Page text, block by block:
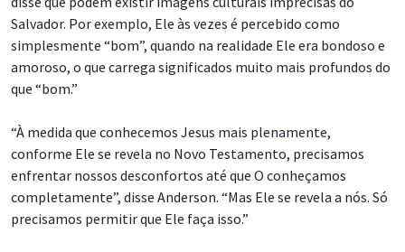
Salvador. Por exemplo, Ele às vezes é percebido como
simplesmente “bom”, quando na realidade Ele era bondoso e
amoroso, o que carrega significados muito mais profundos do
que “bom.”
“À medida que conhecemos Jesus mais plenamente,
conforme Ele se revela no Novo Testamento, precisamos
enfrentar nossos desconfortos até que O conheçamos
completamente”, disse Anderson. “Mas Ele se revela a nós. Só
precisamos permitir que Ele faça isso.”